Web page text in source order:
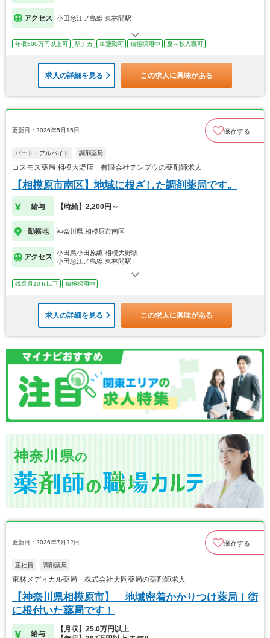
アクセス 小田急江ノ島線 東林間駅
年収500万円以上可 駅チカ 車通勤可 積極採用中 夏～秋入職可
求人の詳細を見る この求人に興味がある
更新日：2026年5月15日 保存する
パート・アルバイト 調剤薬局
コスモス薬局 相模大野店 有限会社テンプウの薬剤師求人
【相模原市南区】地域に根ざした調剤薬局です。
給与 【時給】2,200円～
勤務地 神奈川県 相模原市南区
アクセス
小田急小田原線 相模大野駅
小田急江ノ島線 東林間駅
残業月10ｈ以下 積極採用中
求人の詳細を見る この求人に興味がある
神奈川県の
更新日：2026年7月22日 保存する
正社員 調剤薬局
東林メディカル薬局 株式会社大岡薬局の薬剤師求人
【神奈川県相模原市】 地域密着かかりつけ薬局！街
に根付いた薬局です！
給与
【月収】25.0万円以上